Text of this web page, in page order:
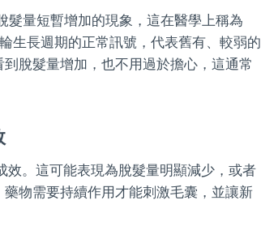
量短暫增加的現象，這在醫學上稱為
生長週期的正常訊號，代表舊有、較弱的
脫髮量增加，也不用過於擔心，這通常
。這可能表現為脫髮量明顯減少，或者
物需要持續作用才能刺激毛囊，並讓新